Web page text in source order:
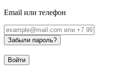
Email или телефон
Забыли пароль?
Войти